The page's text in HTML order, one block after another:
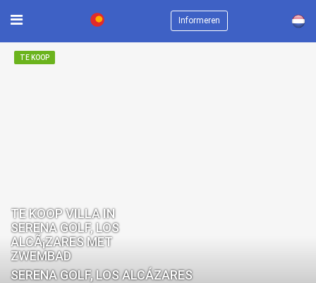
Informeren ×
TE KOOP
TE KOOP VILLA IN
SERENA GOLF, LOS
ALCÃ¡ZARES MET
ZWEMBAD
SERENA GOLF, LOS ALCÁZARES